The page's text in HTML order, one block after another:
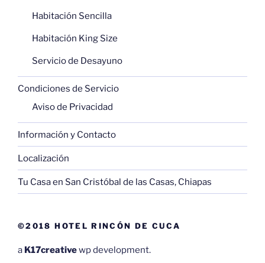
Habitación Sencilla
Habitación King Size
Servicio de Desayuno
Condiciones de Servicio
Aviso de Privacidad
Información y Contacto
Localización
Tu Casa en San Cristóbal de las Casas, Chiapas
©2018 HOTEL RINCÓN DE CUCA
a K17creativewp development.